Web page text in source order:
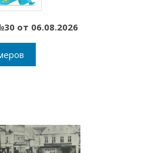
от 06.08.2026